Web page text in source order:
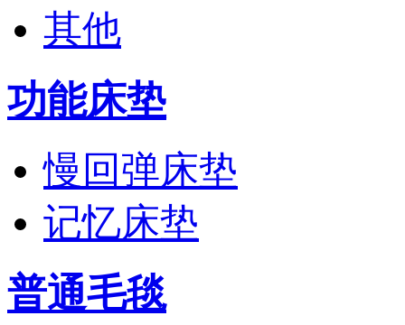
其他
功能床垫
慢回弹床垫
记忆床垫
普通毛毯